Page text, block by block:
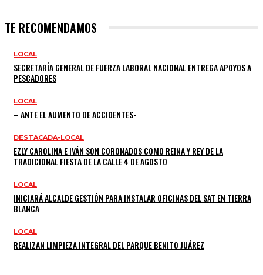
TE RECOMENDAMOS
LOCAL
SECRETARÍA GENERAL DE FUERZA LABORAL NACIONAL ENTREGA APOYOS A
PESCADORES
LOCAL
– ANTE EL AUMENTO DE ACCIDENTES-
DESTACADA-LOCAL
EZLY CAROLINA E IVÁN SON CORONADOS COMO REINA Y REY DE LA
TRADICIONAL FIESTA DE LA CALLE 4 DE AGOSTO
LOCAL
INICIARÁ ALCALDE GESTIÓN PARA INSTALAR OFICINAS DEL SAT EN TIERRA
BLANCA
LOCAL
REALIZAN LIMPIEZA INTEGRAL DEL PARQUE BENITO JUÁREZ